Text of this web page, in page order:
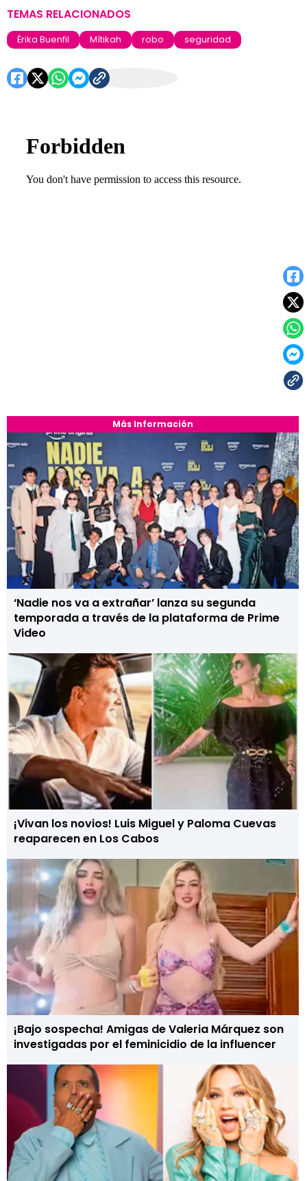
Más Información
‘Nadie nos va a extrañar’ lanza su segunda
temporada a través de la plataforma de Prime
Video
¡Vivan los novios! Luis Miguel y Paloma Cuevas
reaparecen en Los Cabos
¡Bajo sospecha! Amigas de Valeria Márquez son
investigadas por el feminicidio de la influencer
TEMAS RELACIONADOS
Érika Buenfil Mítikah robo seguridad